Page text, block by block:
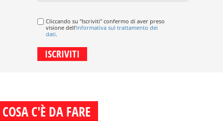
Cliccando su "Iscriviti" confermo di aver preso
visione dell'informativa sul trattamento dei
dati.
COSA C'È DA FARE